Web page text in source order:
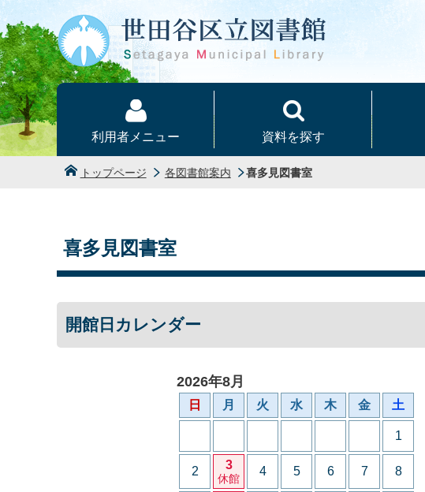
本文へ
利用者メニュー 資料を探す
トップページ 各図書館案内 喜多見図書室
喜多見図書室
開館日カレンダー
2026年8月
日 月 火 水 木 金 土
1
2 3
休館
4 5 6 7 8